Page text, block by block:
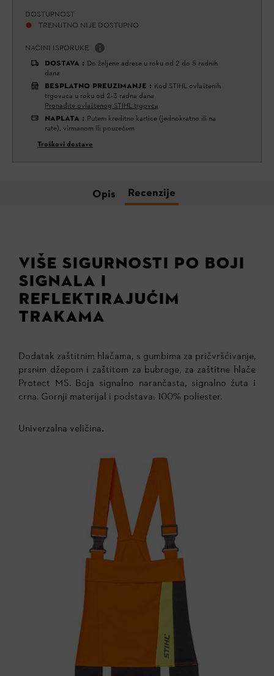
DOSTUPNOST
TRENUTNO NIJE DOSTUPNO
NAČINI ISPORUKE
DOSTAVA : Do željene adrese u roku od 2 do 5 radnih
dana
BESPLATNO PREUZIMANJE : Kod STIHL ovlaštenih
trgovaca u roku od 2-3 radna dana
Pronađite ovlaštenog STIHL trgovca
NAPLATA : Putem kreditne kartice (jednokratno ili na
rate), virmanom ili pouzećem
Troškovi dostave
Opis Recenzije
VIŠE SIGURNOSTI PO BOJI
SIGNALA I
REFLEKTIRAJUĆIM
TRAKAMA
Dodatak zaštitnim hlačama, s gumbima za pričvršćivanje,
prsnim džepom i zaštitom za bubrege, za zaštitne hlače
Protect MS. Boja signalno narančasta, signalno žuta i
crna. Gornji materijal i podstava: 100% poliester.
Univerzalna veličina.